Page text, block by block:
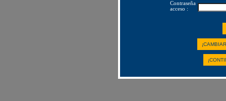
Contraseña
acceso :